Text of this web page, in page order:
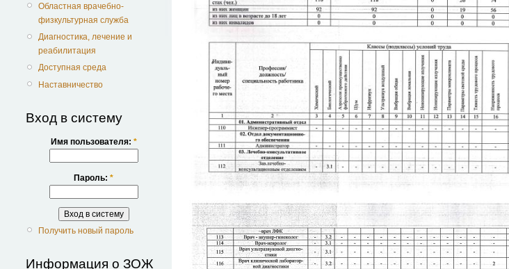
Областная врачебно-
физкультурная служба
Диагностика, лечение и
реабилитация
Доступная среда
Наставничество
Вход в систему
Имя пользователя: *
Пароль: *
Получить новый пароль
Информация о ЗОЖ